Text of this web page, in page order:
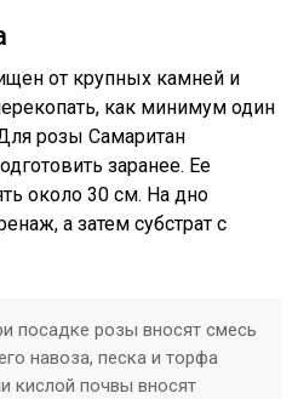
от крупных камней и
как минимум один
розы Самаритан
заранее. Ее
около 30 см. На дно
а затем субстрат с
посадке розы вносят смесь
навоза, песка и торфа
кислой почвы вносят